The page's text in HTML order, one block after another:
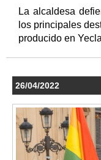
La alcaldesa
los principales
producido en Yecla
26/04/2022